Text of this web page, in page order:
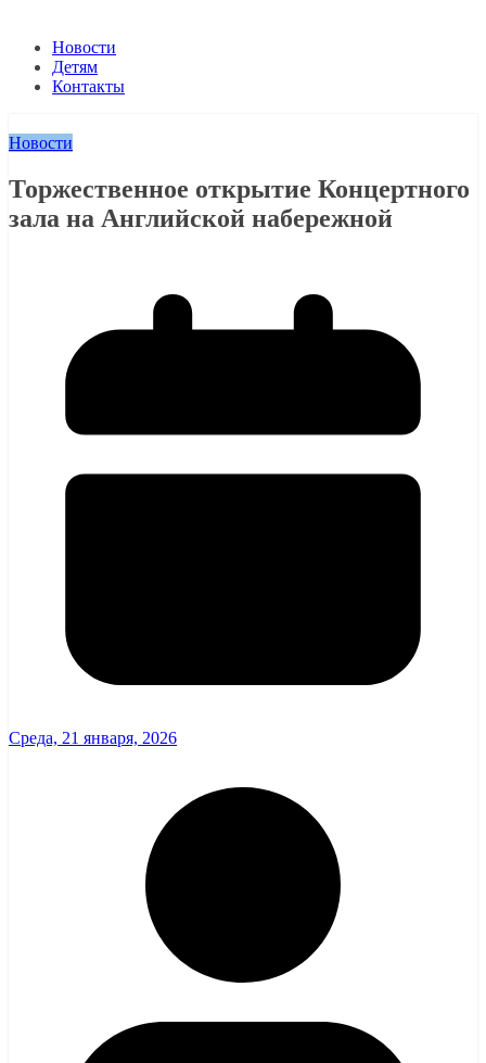
Новости
Детям
Контакты
Новости
Торжественное открытие Концертного
зала на Английской набережной
Среда, 21 января, 2026